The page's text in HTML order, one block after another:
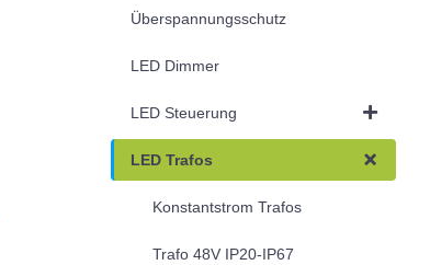
Überspannungsschutz
LED Dimmer
LED Steuerung
LED Trafos
Konstantstrom Trafos
Trafo 48V IP20-IP67